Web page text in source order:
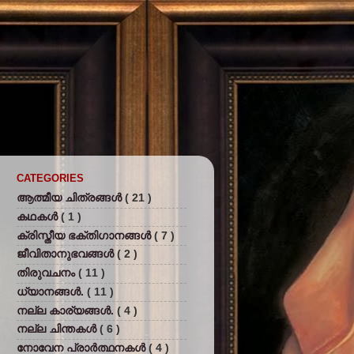
CATEGORIES
ആത്മീയ ചിത്രങ്ങള്‍ ( 21 )
കഥകള്‍ ( 1 )
ക്രിസ്തീയ ഭക്തിഗാനങ്ങള്‍ ( 7 )
ജീവിതാനുഭവങ്ങള്‍ ( 2 )
തിരുവചനം ( 11 )
ധ്യാനങ്ങള്‍. ( 11 )
നല്ല കാര്യങ്ങള്‍. ( 4 )
നല്ല ചിന്തകള്‍ ( 6 )
നോവേന പ്രാര്‍ത്ഥനകള്‍ ( 4 )